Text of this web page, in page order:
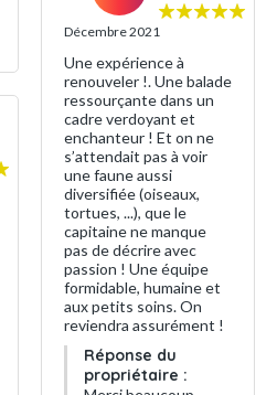
Décembre 2021
Une expérience à
renouveler !. Une balade
ressourçante dans un
cadre verdoyant et
enchanteur ! Et on ne
s’attendait pas à voir
une faune aussi
diversifiée (oiseaux,
tortues, ...), que le
capitaine ne manque
pas de décrire avec
passion ! Une équipe
formidable, humaine et
aux petits soins. On
reviendra assurément !
Réponse du
propriétaire :